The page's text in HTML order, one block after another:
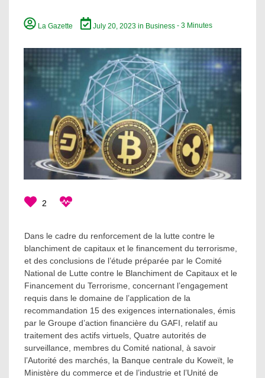
La Gazette July 20, 2023in Business - 3 Minutes
2
Dans le cadre du renforcement de la lutte contre le
blanchiment de capitaux et le financement du terrorisme,
et des conclusions de l’étude préparée par le Comité
National de Lutte contre le Blanchiment de Capitaux et le
Financement du Terrorisme, concernant l’engagement
requis dans le domaine de l’application de la
recommandation 15 des exigences internationales, émis
par le Groupe d’action financière du GAFI, relatif au
traitement des actifs virtuels, Quatre autorités de
surveillance, membres du Comité national, à savoir
l’Autorité des marchés, la Banque centrale du Koweït, le
Ministère du commerce et de l’industrie et l’Unité de